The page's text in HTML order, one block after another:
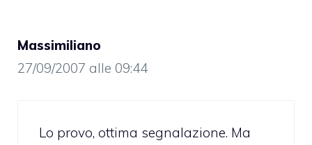
Massimiliano
27/09/2007 alle 09:44
Lo provo, ottima segnalazione. Ma